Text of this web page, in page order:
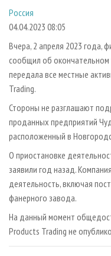
СУШКА ДРЕВЕСИНЫ
ПРОИЗВОДСТВО
ДЕРЕВЯННОЕ
ПРОИЗВОДСТВО
БИОЭНЕРГЕТИКА
ЦБП
ИНСТРУМЕНТ И
ПЕРСОНЫ
МОБИЛЬНЫЕ
ОФИЦИАЛЬНЫЕ
ПРИОРИТЕТНЫЕ
RUSSIAN FORESTRY
ГАЗЕТА
БИБЛИОТЕКА
КОНТАКТЫ
РЕКЛАМОДАТЕЛЯМ
РЕКЛАМА
РЕКЛАМА НА САЙТЕ
Россия
04.04.2023 08:05
Вчера, 2 апреля 2023 года,
сообщил об окончательном
передала все местные
Trading.
Стороны не разглашают
проданных предприятий
расположенный в
О приостановке
заявили год назад.
деятельность, включая
фанерного завода.
На данный момент
Products Trading не